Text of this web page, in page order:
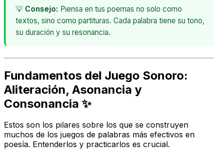
💡 Consejo: Piensa en tus poemas no solo como
textos, sino como partituras. Cada palabra tiene su tono,
su duración y su resonancia.
Fundamentos del Juego Sonoro:
Aliteración, Asonancia y
Consonancia ✨
Estos son los pilares sobre los que se construyen
muchos de los juegos de palabras más efectivos en
poesía. Entenderlos y practicarlos es crucial.